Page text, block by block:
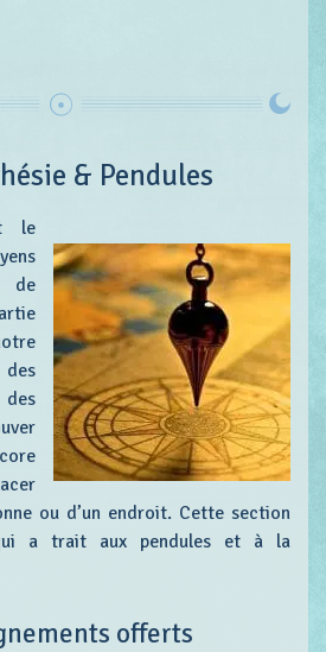
& Pendules
le
de
ou d’un endroit. Cette section
a trait aux pendules et à la
offerts